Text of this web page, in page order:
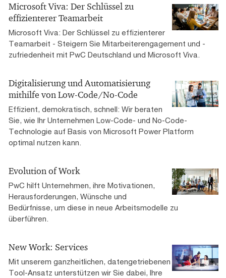
Microsoft Viva: Der Schlüssel zu
effizienterer Teamarbeit
Microsoft Viva: Der Schlüssel zu effizienterer
Teamarbeit - Steigern Sie Mitarbeiterengagement und -
zufriedenheit mit PwC Deutschland und Microsoft Viva.
Digitalisierung und Automatisierung
mithilfe von Low-Code/No-Code
Effizient, demokratisch, schnell: Wir beraten
Sie, wie Ihr Unternehmen Low-Code- und No-Code-
Technologie auf Basis von Microsoft Power Platform
optimal nutzen kann.
Evolution of Work
PwC hilft Unternehmen, ihre Motivationen,
Herausforderungen, Wünsche und
Bedürfnisse, um diese in neue Arbeitsmodelle zu
überführen.
New Work: Services
Mit unserem ganzheitlichen, datengetriebenen
Tool-Ansatz unterstützen wir Sie dabei, Ihre